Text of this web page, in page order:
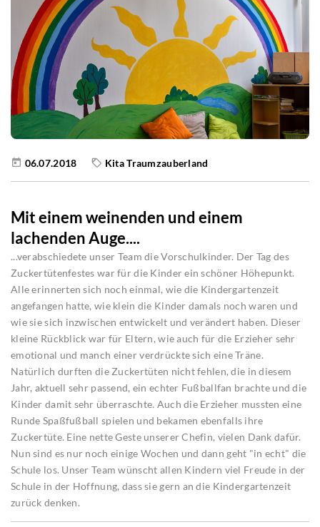
06.07.2018 Kita Traumzauberland
Mit einem weinenden und einem
lachenden Auge....
...verabschiedete unser Team die Vorschulkinder. Der Tag des
Zuckertütenfestes war für die Kinder ein schöner Höhepunkt.
Alle erinnerten sich noch einmal, wie die Kindergartenzeit
angefangen hatte, wie klein die Kinder damals noch waren und
wie sie sich inzwischen entwickelt und verändert haben. Dieser
kleine Rückblick war für Eltern, wie auch für die Erzieher sehr
emotional und manch einer verdrückte sich eine Träne.
Natürlich durften die Zuckertüten nicht fehlen, die in diesem
Jahr, aktuell sehr passend, ein echter Fußballfan brachte und die
Kinder damit sehr überraschte. Auch die Erzieher mussten eine
Runde Spaßfußball spielen und bekamen ebenfalls ihre
Zuckertüte. Eine nette Geste unserer Chefin, vielen Dank dafür.
Nun sind es nur noch einige Wochen und dann geht "in echt" die
Schule los. Unser Team wünscht allen Kindern viel Freude in der
Schule in der Hoffnung, dass sie gern an die Kindergartenzeit
zurück denken.